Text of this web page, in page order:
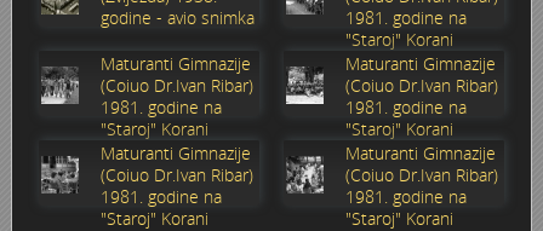
Zagreb - Karlovac 1:1
Vukmanić 1975. godine
Vatrogasna vježba
Razglednice Karlovca
Tehnička škola generacija 1981/1982
Zidić
Obitelj Hauptfeld
godine - avio snimka
1981. godine na
"Staroj" Korani
Maturanti Gimnazije
(Coiuo Dr.Ivan Ribar)
1981. godine na
"Staroj" Korani
Maturanti Gimnazije
(Coiuo Dr.Ivan Ribar)
1981. godine na
"Staroj" Korani
Maturanti Gimnazije
(Coiuo Dr.Ivan Ribar)
1981. godine na
"Staroj" Korani
Maturanti Gimnazije
(Coiuo Dr.Ivan Ribar)
1981. godine na
"Staroj" Korani